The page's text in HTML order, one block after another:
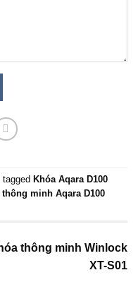
tagged Khóa Aqara D100
thông minh Aqara D100
thông minh Winlock
XT-S01